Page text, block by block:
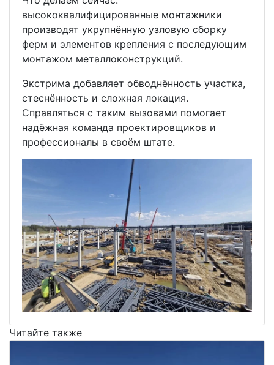
высококвалифицированные монтажники
производят укрупнённую узловую сборку
ферм и элементов крепления с последующим
монтажом металлоконструкций.
Экстрима добавляет обводнённость участка,
стеснённость и сложная локация.
Справляться с таким вызовами помогает
надёжная команда проектировщиков и
профессионалы в своём штате.
Читайте также